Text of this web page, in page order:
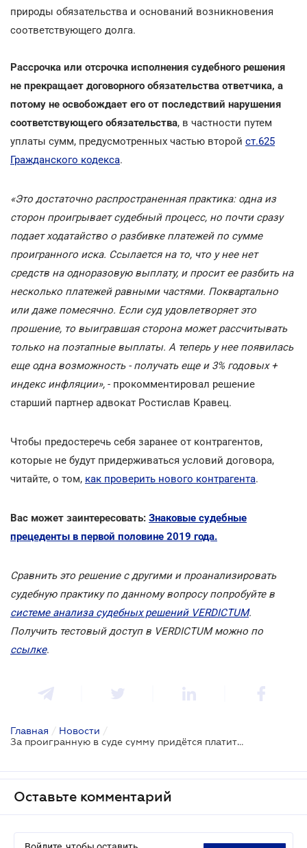
природы обязательства и оснований возникновения
соответствующего долга.
Рассрочка или отсрочка исполнения судебного решения
не прекращает договорного обязательства ответчика, а
потому не освобождает его от последствий нарушения
соответствующего обязательства, в частности путем
уплаты сумм, предусмотренных частью второй ст.625
Гражданского кодекса.
«Это достаточно распространенная практика: одна из
сторон проигрывает судебный процесс, но почти сразу
подает ходатайство о разбивке платежей по сумме
проигранного иска. Ссылается на то, что у нее нет
средств на одноразовую выплату, и просит ее разбить на
несколько платежей равными частями. Поквартально
или даже помесячно. Если суд удовлетворяет это
прошение, то выигравшая сторона может рассчитывать
только на поэтапные выплаты. А теперь у нее появилась
еще одна возможность - получать еще и 3% годовых +
индекс инфляции», - прокомментировал решение
старший партнер адвокат Ростислав Кравец.
Чтобы предостеречь себя заранее от контрагентов,
которые не будут придерживаться условий договора,
читайте, о том, как проверить нового контрагента.
Вас может заинтересовать: Знаковые судебные
прецеденты в первой половине 2019 года.
Сравнить это решение с другими и проанализировать
судебную практику по данному вопросу попробуйте в
системе анализа судебных решений VERDICTUM.
Получить тестовый доступ в VERDICTUM можно по
ссылке.
Главная / Новости /
За проигранную в суде сумму придётся платить как за банковский кредит
Оставьте комментарий